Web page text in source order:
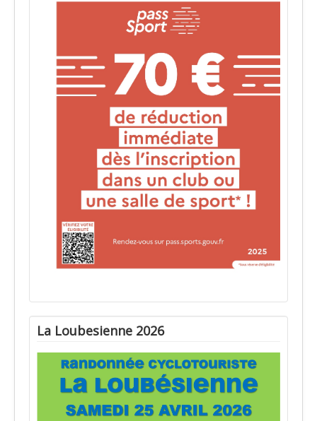
La Loubesienne 2026